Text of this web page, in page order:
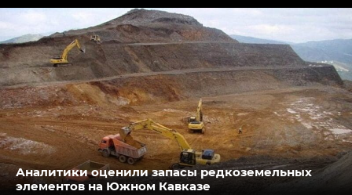
Аналитики оценили запасы редкоземельных
элементов на Южном Кавказе